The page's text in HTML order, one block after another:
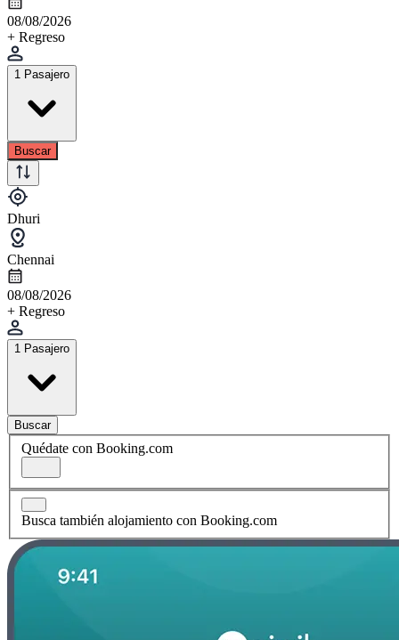
08/08/2026
+ Regreso
1 Pasajero
Buscar
Dhuri
Chennai
08/08/2026
+ Regreso
1 Pasajero
Buscar
Quédate con Booking.com
Busca también alojamiento con Booking.com